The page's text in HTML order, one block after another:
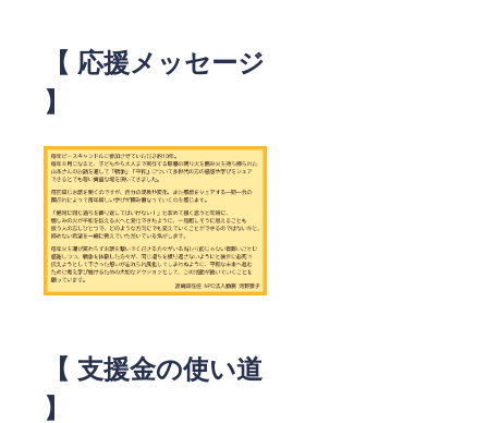
【 応援メッセージ
】
【 支援金の使い道
】